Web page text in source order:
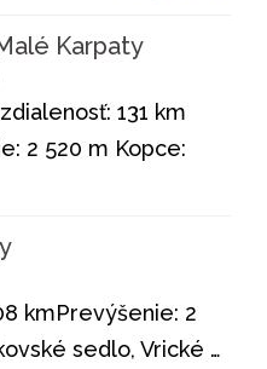
Karpaty
131 km
2 520 m Kopce:
kmPrevýšenie: 2
sedlo, Vrické …